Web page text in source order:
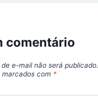
comentário
e-mail não será publicado.
com *